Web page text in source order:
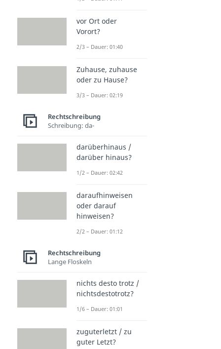
vor Ort oder
Vorort?
2/3 – Dauer: 01:40
Zuhause, zuhause
oder zu Hause?
3/3 – Dauer: 02:19
Rechtschreibung
Schreibung: da-
darüberhinaus /
darüber hinaus?
1/2 – Dauer: 02:42
daraufhinweisen
oder darauf
hinweisen?
2/2 – Dauer: 01:12
Rechtschreibung
Lange Floskeln
nichts desto trotz /
nichtsdestotrotz?
1/6 – Dauer: 01:01
zuguterletzt / zu
guter Letzt?